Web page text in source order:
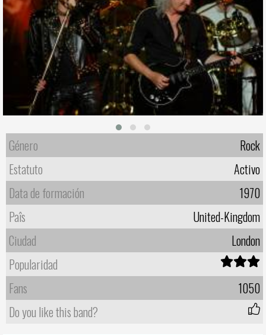
Género
Rock
Estatuto
Activo
Data de formación
1970
Paîs
United-Kingdom
Ciudad
London
Popularidad
Fans
1050
Do you like this band?